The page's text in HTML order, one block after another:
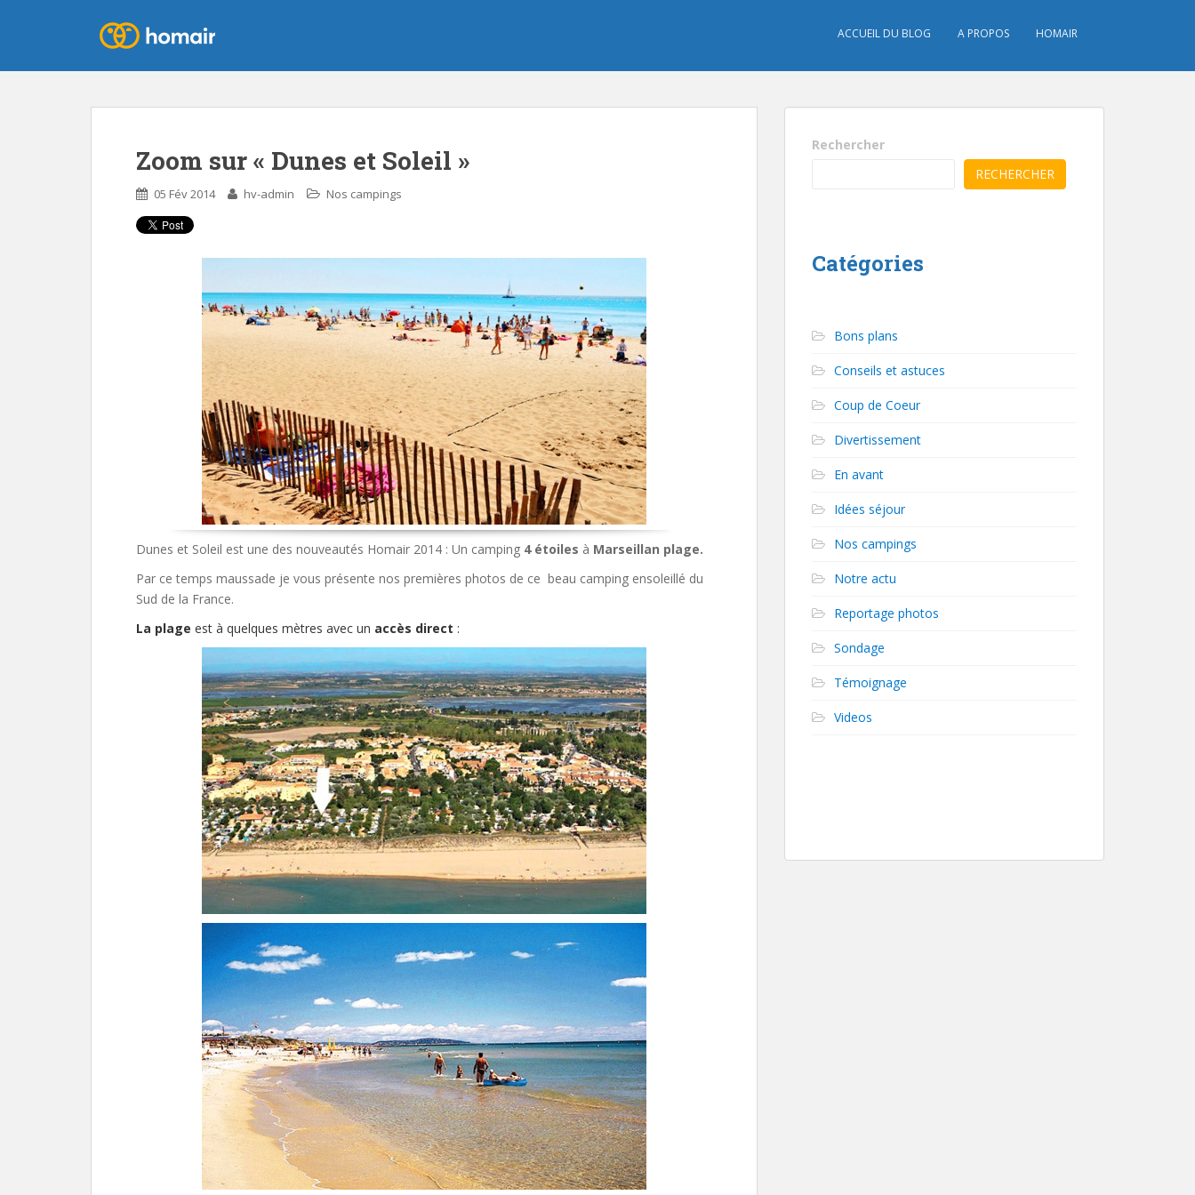
ACCUEIL DU BLOG A PROPOS HOMAIR
Zoom sur « Dunes et Soleil »
05 Fév 2014 hv-admin Nos campings
Dunes et Soleil est une des nouveautés Homair 2014 : Un camping 4 étoiles à Marseillan plage.
Par ce temps maussade je vous présente nos premières photos de ce beau camping ensoleillé du
Sud de la France.
La plage est à quelques mètres avec un accès direct :
Rechercher
RECHERCHER
Catégories
Bons plans
Conseils et astuces
Coup de Coeur
Divertissement
En avant
Idées séjour
Nos campings
Notre actu
Reportage photos
Sondage
Témoignage
Videos